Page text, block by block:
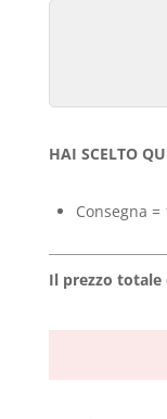
HAI SCELTO
Consegna =
Il prezzo